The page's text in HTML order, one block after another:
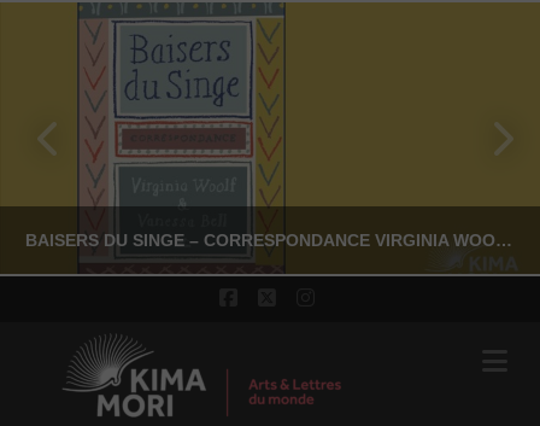
BAISERS DU SINGE – CORRESPONDANCE VIRGINIA WOOLF & VANESSA BELL
LITTÉRATURE NON-FICTION